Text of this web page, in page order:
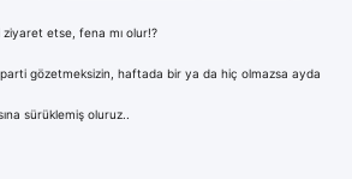
etse, fena mı olur!?
parti gözetmeksizin, haftada bir ya da hiç olmazsa ayda
sürüklemiş oluruz..